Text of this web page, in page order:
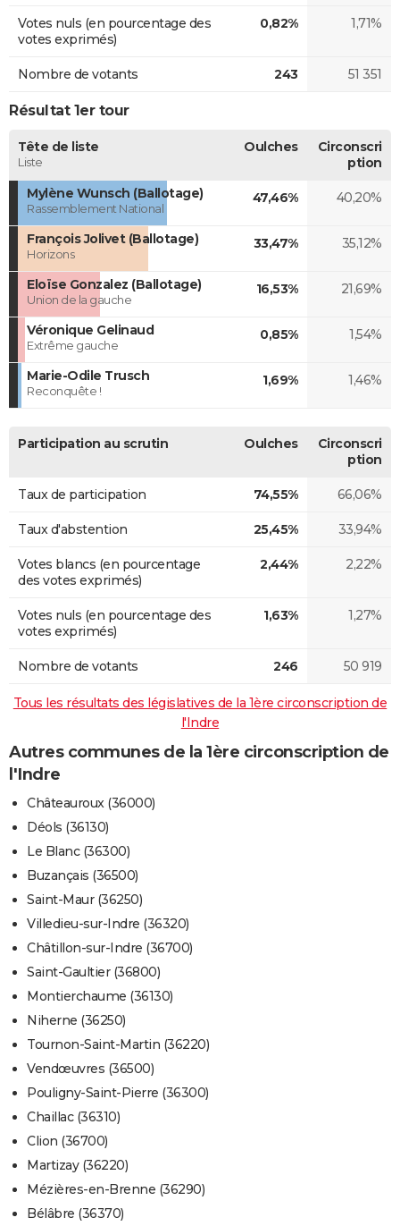
Votes nuls (en pourcentage des
votes exprimés)
0,82% 1,71%
Nombre de votants 243 51 351
Résultat 1er tour
Tête de liste
Liste
Oulches
Circonscri
ption
Mylène Wunsch (Ballotage)
Rassemblement National
47,46% 40,20%
François Jolivet (Ballotage)
Horizons
33,47% 35,12%
Eloïse Gonzalez (Ballotage)
Union de la gauche
16,53% 21,69%
Véronique Gelinaud
Extrême gauche
0,85% 1,54%
Marie-Odile Trusch
Reconquête !
1,69% 1,46%
Participation au scrutin Oulches
Circonscri
ption
Taux de participation 74,55% 66,06%
Taux d'abstention 25,45% 33,94%
Votes blancs (en pourcentage
des votes exprimés)
2,44% 2,22%
Votes nuls (en pourcentage des
votes exprimés)
1,63% 1,27%
Nombre de votants 246 50 919
Tous les résultats des législatives de la 1ère circonscription de
l'Indre
Autres communes de la 1ère circonscription de
l'Indre
Châteauroux (36000)
Déols (36130)
Le Blanc (36300)
Buzançais (36500)
Saint-Maur (36250)
Villedieu-sur-Indre (36320)
Châtillon-sur-Indre (36700)
Saint-Gaultier (36800)
Montierchaume (36130)
Niherne (36250)
Tournon-Saint-Martin (36220)
Vendœuvres (36500)
Pouligny-Saint-Pierre (36300)
Chaillac (36310)
Clion (36700)
Martizay (36220)
Mézières-en-Brenne (36290)
Bélâbre (36370)